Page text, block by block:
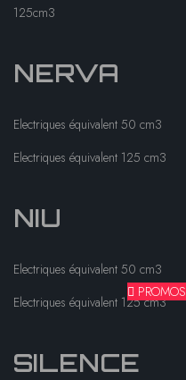
125cm3
NERVA
Electriques équivalent 50 cm3
Electriques équivalent 125 cm3
NIU
Electriques équivalent 50 cm3
Electriques équivalent 125 cm3
SILENCE
PROMOS